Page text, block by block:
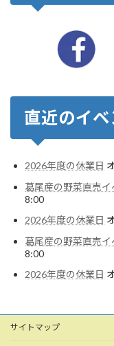
直近のイベ
2026年度の休業日
葛尾産の野菜直売
8:00
2026年度の休業日
葛尾産の野菜直売
8:00
2026年度の休業日
サイトマップ